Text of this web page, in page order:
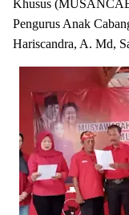
Khusus
Pengurus Anak
Hariscandra, A. Md,